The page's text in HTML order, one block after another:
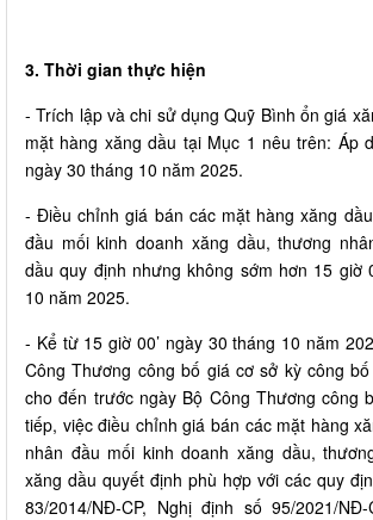
3. Thời gian thực hiện
- Trích lập và chi sử dụng Quỹ Bình ổn giá
mặt hàng xăng dầu tại Mục 1 nêu trên: Áp
ngày 30 tháng 10 năm 2025.
- Điều chỉnh giá bán các mặt hàng xăng
đầu mối kinh doanh xăng dầu, thương
dầu quy định nhưng không sớm hơn 15 giờ
10 năm 2025.
- Kể từ 15 giờ 00’ ngày 30 tháng 10 năm
Công Thương công bố giá cơ sở kỳ công
cho đến trước ngày Bộ Công Thương công
tiếp, việc điều chỉnh giá bán các mặt hàng
nhân đầu mối kinh doanh xăng dầu,
xăng dầu quyết định phù hợp với các quy
83/2014/NĐ-CP, Nghị định số 95/2021/